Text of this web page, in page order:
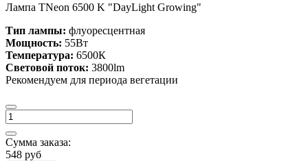
Лампа TNeon 6500 K "DayLight Growing"
Тип лампы: флуоресцентная
Мощность: 55Вт
Температура: 6500К
Световой поток: 3800lm
Рекомендуем для периода вегетации
Сумма заказа:
548 руб